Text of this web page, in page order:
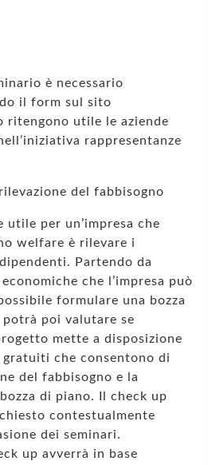
è necessario
il form sul sito
ritengono utile le aziende
rappresentanze
del fabbisogno
utile per un’impresa che
welfare è rilevare i
Partendo da
che l’impresa può
formulare una bozza
potrà poi valutare se
mette a disposizione
che consentono di
del fabbisogno e la
di piano. Il check up
contestualmente
dei seminari.
up avverrà in base